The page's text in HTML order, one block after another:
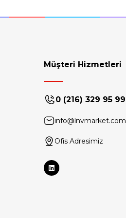
Müşteri Hizmetleri
0 (216) 329 95 99
info@lnvmarket.com
Ofis Adresimiz